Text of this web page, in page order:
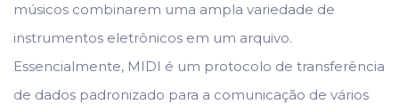
músicos combinarem uma ampla variedade de
instrumentos eletrônicos em um arquivo.
Essencialmente, MIDI é um protocolo de transferência
de dados padronizado para a comunicação de vários